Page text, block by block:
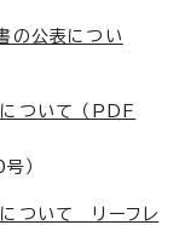
の公表につい
ついて （PDF
）
ついて リーフレ